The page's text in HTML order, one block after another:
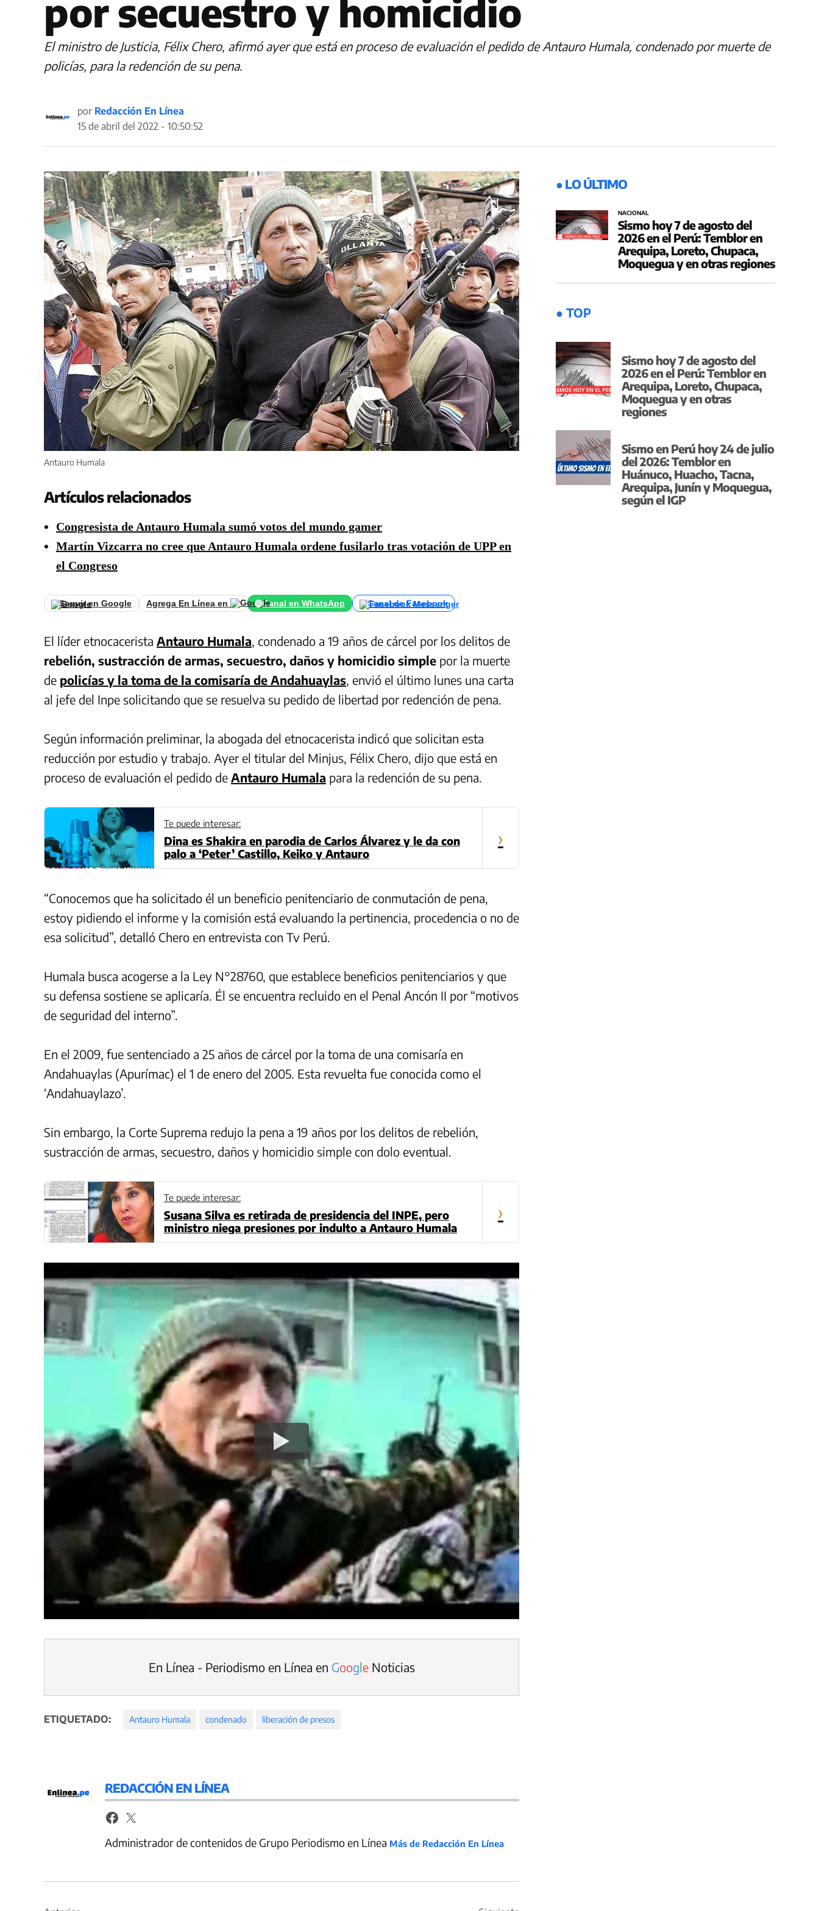
por secuestro y homicidio
El ministro de Justicia, Félix Chero, afirmó ayer que está en proceso de evaluación el pedido de Antauro Humala, condenado por muerte de
policías, para la redención de su pena.
por Redacción En Línea
15 de abril del 2022 - 10:50:52
Antauro Humala
Artículos relacionados
Congresista de Antauro Humala sumó votos del mundo gamer
Martín Vizcarra no cree que Antauro Humala ordene fusilarlo tras votación de UPP en
el Congreso
Seguir en Google Agrega En Línea en Canal en WhatsApp Canal de Facebook
El líder etnocacerista Antauro Humala, condenado a 19 años de cárcel por los delitos de
rebelión, sustracción de armas, secuestro, daños y homicidio simple por la muerte
de policías y la toma de la comisaría de Andahuaylas, envió el último lunes una carta
al jefe del Inpe solicitando que se resuelva su pedido de libertad por redención de pena.
Según información preliminar, la abogada del etnocacerista indicó que solicitan esta
reducción por estudio y trabajo. Ayer el titular del Minjus, Félix Chero, dijo que está en
proceso de evaluación el pedido de Antauro Humala para la redención de su pena.
Te puede interesar:
Dina es Shakira en parodia de Carlos Álvarez y le da con
palo a ‘Peter’ Castillo, Keiko y Antauro
›
“Conocemos que ha solicitado él un beneficio penitenciario de conmutación de pena,
estoy pidiendo el informe y la comisión está evaluando la pertinencia, procedencia o no de
esa solicitud”, detalló Chero en entrevista con Tv Perú.
Humala busca acogerse a la Ley N°28760, que establece beneficios penitenciarios y que
su defensa sostiene se aplicaría. Él se encuentra recluido en el Penal Ancón II por “motivos
de seguridad del interno”.
En el 2009, fue sentenciado a 25 años de cárcel por la toma de una comisaría en
Andahuaylas (Apurímac) el 1 de enero del 2005. Esta revuelta fue conocida como el
‘Andahuaylazo’.
Sin embargo, la Corte Suprema redujo la pena a 19 años por los delitos de rebelión,
sustracción de armas, secuestro, daños y homicidio simple con dolo eventual.
Te puede interesar:
Susana Silva es retirada de presidencia del INPE, pero
ministro niega presiones por indulto a Antauro Humala
›
En Línea - Periodismo en Línea en GoogleNoticias
ETIQUETADO: Antauro Humala condenado liberación de presos
REDACCIÓN EN LÍNEA
Administrador de contenidos de Grupo Periodismo en Línea Más de Redacción En Línea
● LO ÚLTIMO
NACIONAL
Sismo hoy 7 de agosto del
2026 en el Perú: Temblor en
Arequipa, Loreto, Chupaca,
Moquegua y en otras regiones
● TOP
Sismo hoy 7 de agosto del
2026 en el Perú: Temblor en
Arequipa, Loreto, Chupaca,
Moquegua y en otras
regiones
Sismo en Perú hoy 24 de julio
del 2026: Temblor en
Huánuco, Huacho, Tacna,
Arequipa, Junín y Moquegua,
según el IGP